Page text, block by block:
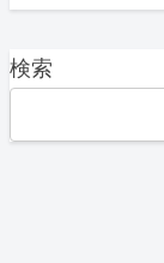
検索